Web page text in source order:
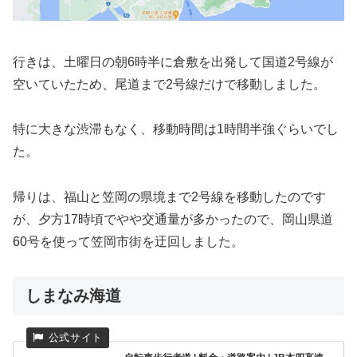
行きは、土曜日の朝6時半に倉敷を出発して国道2号線が
空いていたため、尾道まで2号線だけで移動しました。
特に大きな渋滞もなく、移動時間は1時間半強ぐらいでし
た。
帰りは、福山と笠岡の県境まで2号線を移動したのです
が、夕方17時頃でやや交通量が多かったので、岡山県道
60号を使って笠岡市街を迂回しました。
しまなみ海道